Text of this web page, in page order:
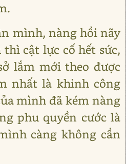
mình, nàng hồi nãy
cật lực cố hết sức,
lắm mới theo được
nhất là khinh công
mình đã kém nàng
phu quyền cước là
càng không cần